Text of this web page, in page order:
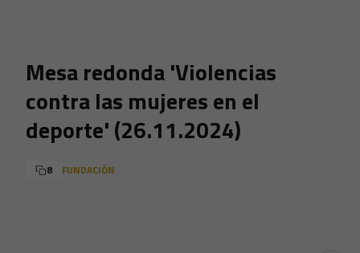
Mesa redonda 'Violencias
contra las mujeres en el
deporte' (26.11.2024)
8 FUNDACIÓN